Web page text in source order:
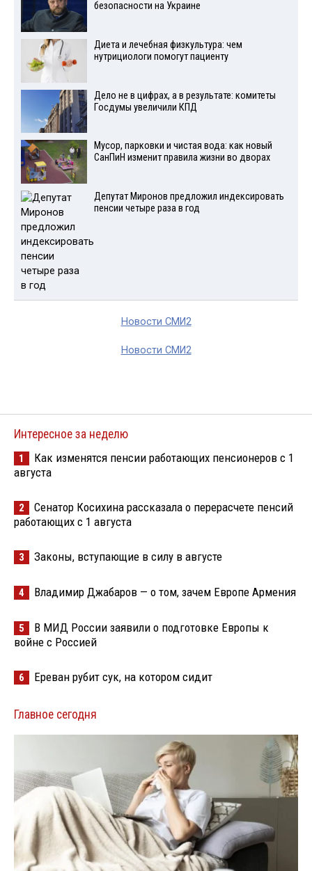
безопасности на Украине
Диета и лечебная физкультура: чем
нутрициологи помогут пациенту
Дело не в цифрах, а в результате: комитеты
Госдумы увеличили КПД
Мусор, парковки и чистая вода: как новый
СанПиН изменит правила жизни во дворах
Депутат Миронов предложил индексировать
пенсии четыре раза в год
Новости СМИ2
Новости СМИ2
Интересное за неделю
1
Как изменятся пенсии работающих пенсионеров с 1
августа
2
Сенатор Косихина рассказала о перерасчете пенсий
работающих с 1 августа
3 Законы, вступающие в силу в августе
4 Владимир Джабаров — о том, зачем Европе Армения
5
В МИД России заявили о подготовке Европы к
войне с Россией
6 Ереван рубит сук, на котором сидит
Главное сегодня